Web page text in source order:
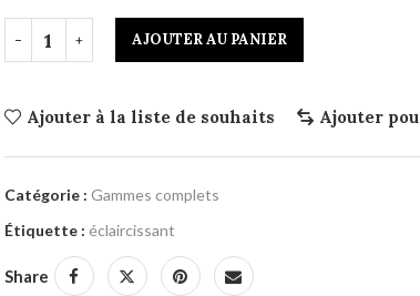
AJOUTER AU PANIER
Ajouter à la liste de souhaits Ajouter
Catégorie : Gammes complets
Étiquette : éclaircissant
Share